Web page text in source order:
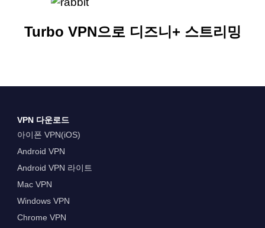
Turbo VPN으로 디즈니+ 스트리밍
VPN 다운로드
아이폰 VPN(iOS)
Android VPN
Android VPN 라이트
Mac VPN
Windows VPN
Chrome VPN